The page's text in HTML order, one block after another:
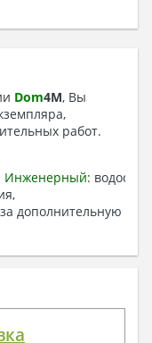
Dom4M, Вы
работ.
Инженерный:
дополнительную
с